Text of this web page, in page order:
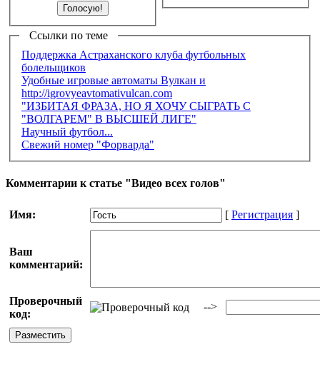
Ссылки по теме
Поддержка Астраханского клуба футбольных
болельщиков
Удобные игровые автоматы Вулкан и
http://igrovyeavtomativulcan.com
"ИЗБИТАЯ ФРАЗА, НО Я ХОЧУ СЫГРАТЬ С
"ВОЛГАРЕМ" В ВЫСШЕЙ ЛИГЕ"
Научный футбол...
Свежий номер "Форварда"
Комментарии к статье "Видео всех голов"
Имя: [ Регистрация ]
Ваш
комментарий:
Проверочный
код:
-->